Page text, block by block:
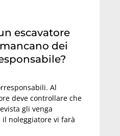
escavatore
dei
Al
deve controllare che
gli venga
il noleggiatore vi farà